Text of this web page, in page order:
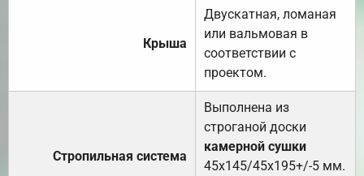
Крыша
Двускатная, ломаная
или вальмовая в
соответствии с
проектом.
Стропильная система
Выполнена из
строганой доски
камерной сушки
45х145/45х195+/-5 мм.